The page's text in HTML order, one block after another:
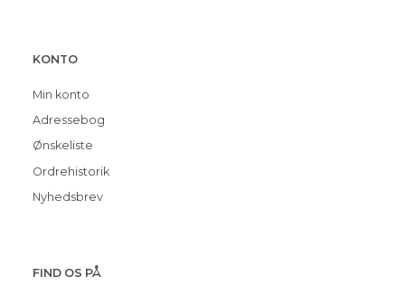
KONTO
Min konto
Adressebog
Ønskeliste
Ordrehistorik
Nyhedsbrev
FIND OS PÅ